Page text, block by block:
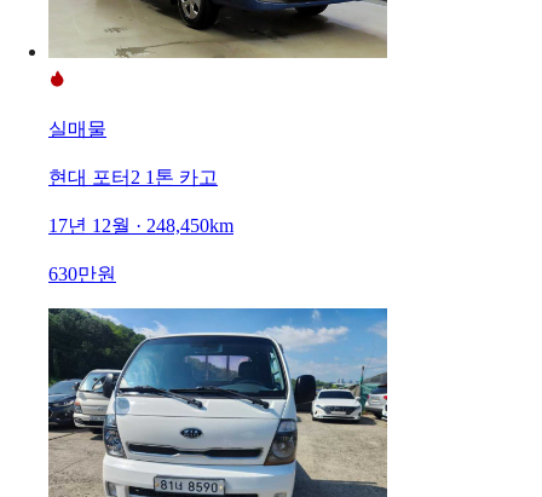
실매물
현대 포터2 1톤 카고
17년 12월 · 248,450km
630만원